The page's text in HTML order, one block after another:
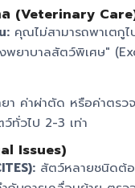
ล (Veterinary
:คุณไม่สามารถพาเตกู
พยาบาลสัตว์พิเศษ"
า ค่าผ่าตัด หรือค่าตรว
ทั่วไป 2-3 เท่า
Issues)
สัตว์หลายชนิดต้